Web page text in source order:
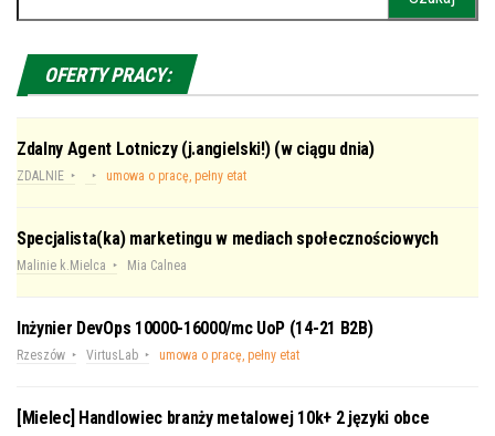
OFERTY PRACY:
Zdalny Agent Lotniczy (j.angielski!) (w ciągu dnia)
ZDALNIE umowa o pracę, pełny etat
Specjalista(ka) marketingu w mediach społecznościowych
Malinie k.Mielca Mia Calnea
Inżynier DevOps 10000-16000/mc UoP (14-21 B2B)
Rzeszów VirtusLab umowa o pracę, pełny etat
[Mielec] Handlowiec branży metalowej 10k+ 2 języki obce